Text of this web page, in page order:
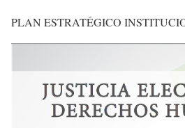
PLAN ESTRATÉGICO